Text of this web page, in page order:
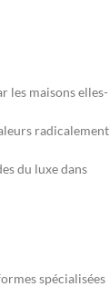
les maisons elles-
radicalement
du luxe dans
spécialisées